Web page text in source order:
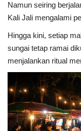
Namun seiring
Kali Jali mengalami
Hingga kini, setiap
sungai tetap ramai
menjalankan ritual